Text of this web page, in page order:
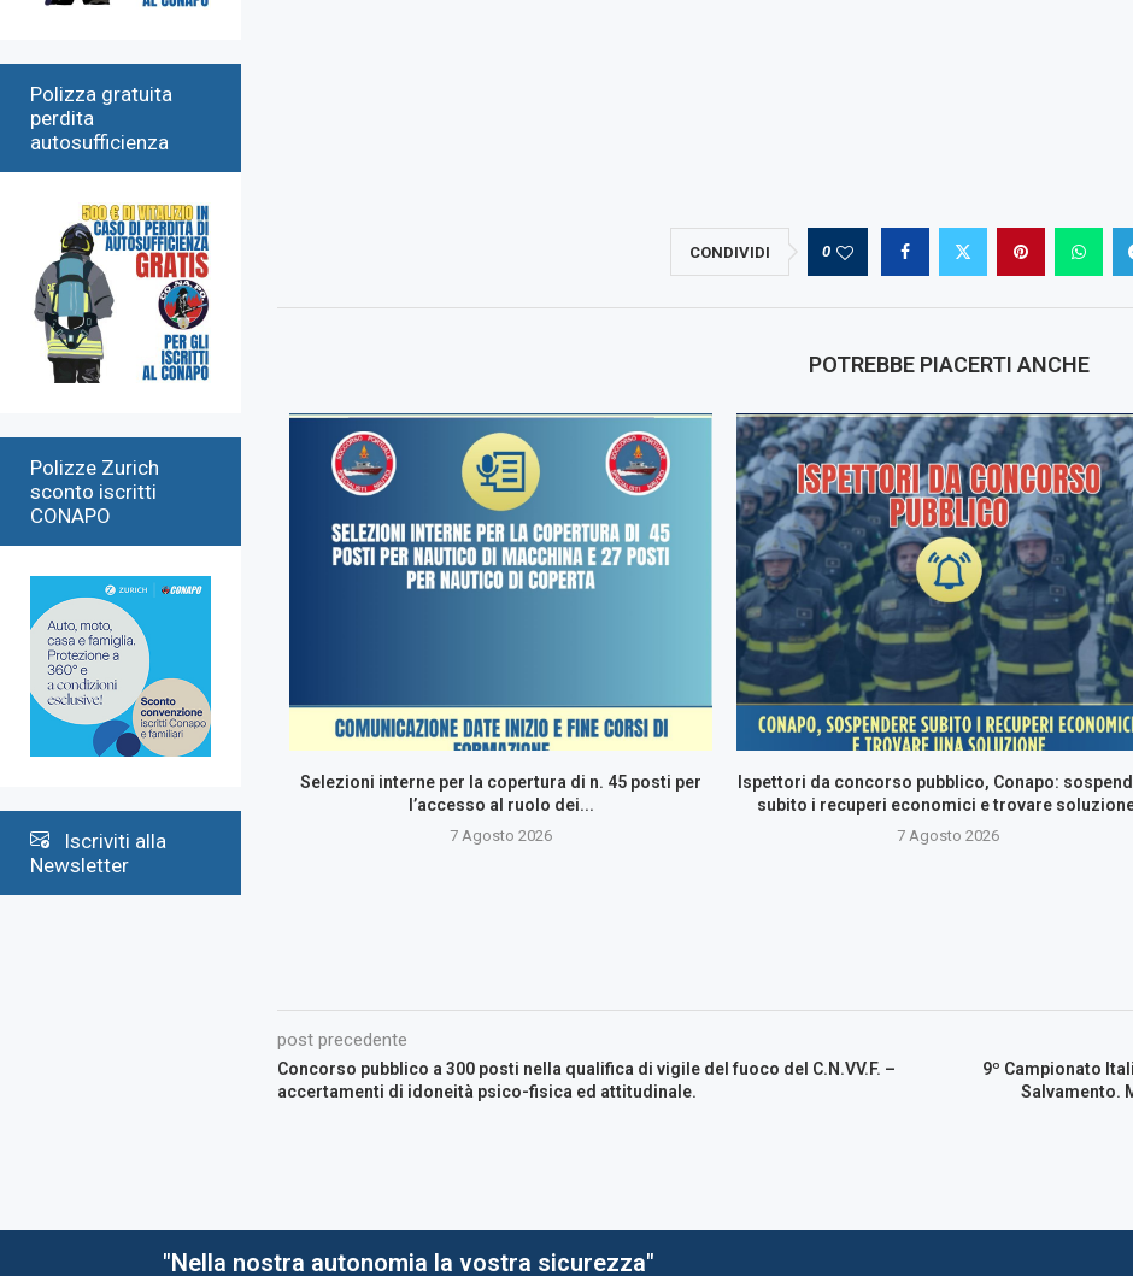
CONDIVIDI 0
POTREBBE PIACERTI ANCHE
Selezioni interne per la copertura di n. 45 posti per
l’accesso al ruolo dei...
7 Agosto 2026
Ispettori da concorso pubblico, Conapo:
subito i recuperi economici e trovare
7 Agosto 2026
post precedente
Concorso pubblico a 300 posti nella qualifica di vigile del fuoco del C.N.VV.F. –
accertamenti di idoneità psico-fisica ed attitudinale.
9º Campionato
Salvamento.
Polizza gratuita
perdita
autosufficienza
Polizze Zurich
sconto iscritti
CONAPO
Iscriviti alla
Newsletter
"Nella nostra autonomia la vostra sicurezza"